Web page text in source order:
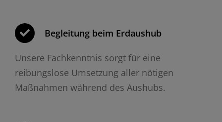
Begleitung beim Erdaushub
Unsere Fachkenntnis sorgt für eine
reibungslose Umsetzung aller nötigen
Maßnahmen während des Aushubs.